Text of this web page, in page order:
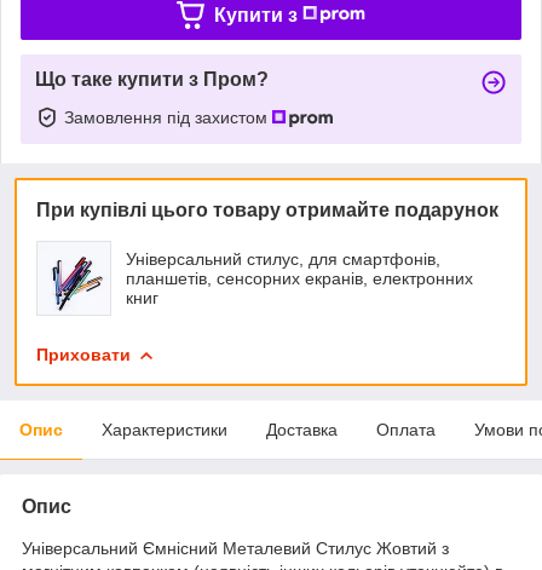
Купити з
Що таке купити з Пром?
Замовлення під захистом
При купівлі цього товару отримайте подарунок
Універсальний стилус, для смартфонів,
планшетів, сенсорних екранів, електронних
книг
Приховати
Опис Характеристики Доставка Оплата Умови
Опис
Універсальний Ємнісний Металевий Стилус Жовтий з